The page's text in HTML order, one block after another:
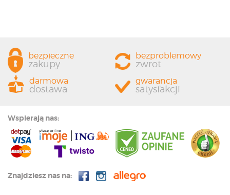
bezpieczne
zakupy
bezproblemowy
zwrot
darmowa
dostawa
gwarancja
satysfakcji
Wspierają nas:
Znajdziesz nas na: